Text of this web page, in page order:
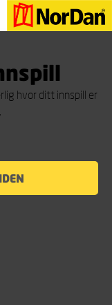
hvor ditt innspill er